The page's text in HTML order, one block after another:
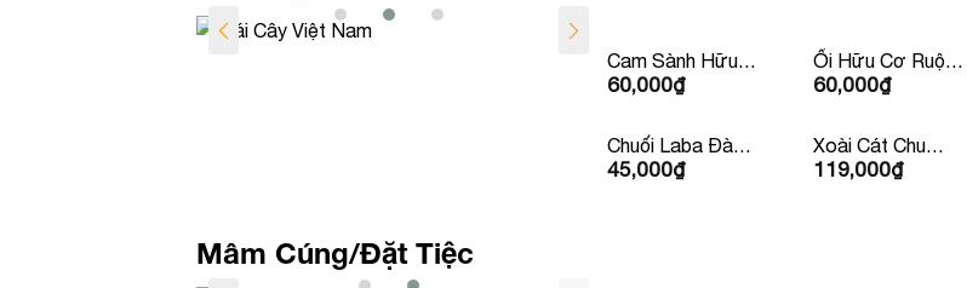
Cam Sành Hữu
Cơ Đức
60,000₫
Ổi Hữu Cơ Ruột
Trắng
60,000₫
Chuối Laba Đà
lạt
45,000₫
Xoài Cát Chu
Vàng
119,000₫
Mâm Cúng/Đặt Tiệc